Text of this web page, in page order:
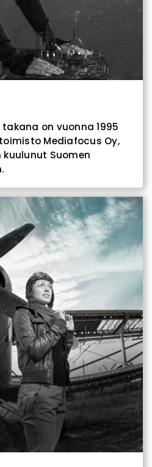
on vuonna 1995
Mediafocus Oy,
Suomen